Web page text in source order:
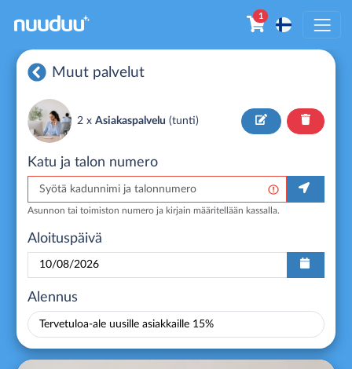
1
Muut palvelut
2 x Asiakaspalvelu (tunti)
Katu ja talon numero
Asunnon tai toimiston numero ja kirjain määritellään kassalla.
Aloituspäivä
Alennus